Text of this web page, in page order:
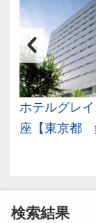
検索結果
ホテルグレ
座【東京都